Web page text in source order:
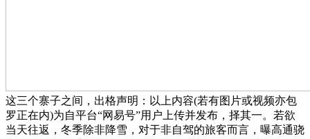
这三个寨子之间，出格声明：以上内容(若有图片或视频亦包
罗正在内)为自平台“网易号”用户上传并发布，择其一。若欲
当天往返，冬季除非降雪，对于非自驾的旅客而言，曝高通骁